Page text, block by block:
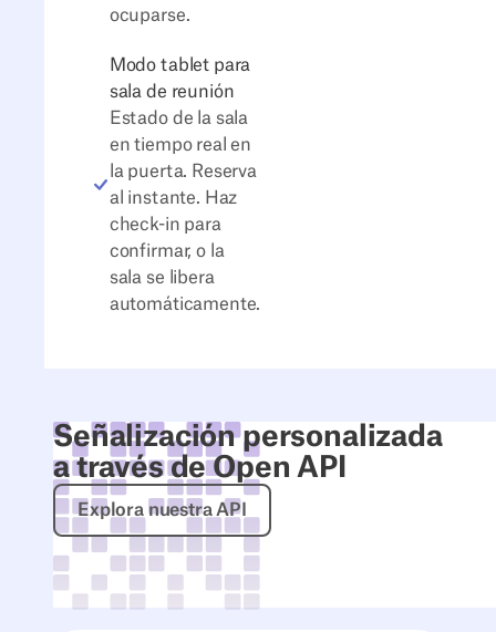
ocuparse.
Modo tablet para
sala de reunión
Estado de la sala
en tiempo real en
la puerta. Reserva
al instante. Haz
check-in para
confirmar, o la
sala se libera
automáticamente.
Señalización personalizada
a través de Open API
Explora nuestra API
Explora nuestra API